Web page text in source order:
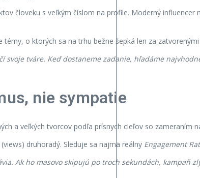
človeku s veľkým číslom na profile. Moderný
témy, o ktorých sa na trhu bežne šepká len za
svoje tváre. Keď dostaneme zadanie, hľadáme
nie sympatie
a veľkých tvorcov podľa prísnych cieľov so zameraním
druhoradý. Sleduje sa najmä reálny Engagement
Ak ho masovo skipujú po troch sekundách, kampaň